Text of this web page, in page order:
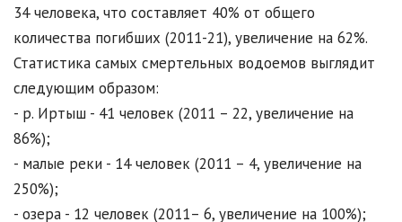
34 человека, что составляет 40% от общего
количества погибших (2011-21), увеличение на 62%.
Статистика самых смертельных водоемов выглядит
следующим образом:
- р. Иртыш - 41 человек (2011 – 22, увеличение на
86%);
- малые реки - 14 человек (2011 – 4, увеличение на
250%);
- озера - 12 человек (2011– 6, увеличение на 100%);